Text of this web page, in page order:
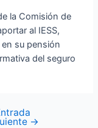
la Comisión de
al IESS,
su pensión
del seguro
→